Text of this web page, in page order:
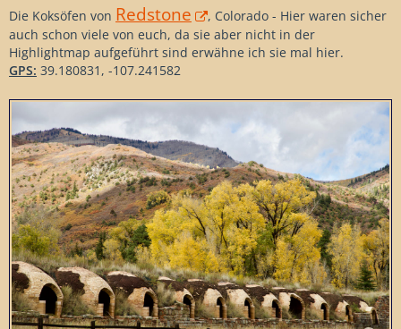
Die Koksöfen von Redstone
, Colorado - Hier waren sicher
auch schon viele von euch, da sie aber nicht in der
Highlightmap aufgeführt sind erwähne ich sie mal hier.
GPS: 39.180831, -107.241582